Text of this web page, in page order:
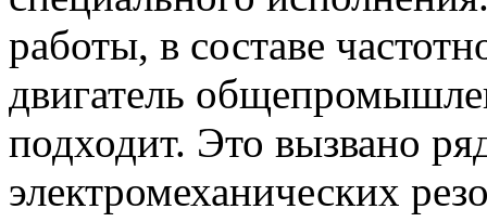
работы, в составе
двигатель
подходит. Это вызвано
электромеханических